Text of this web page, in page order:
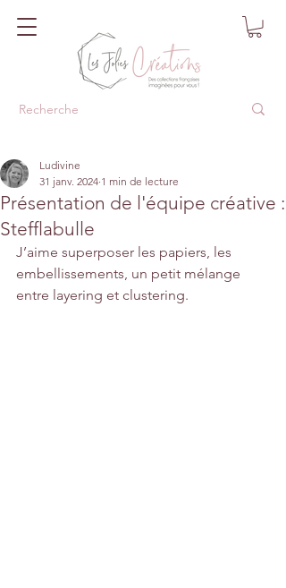
Présentation de l'équipe créative :
Stefflabulle
Ludivine
31 janv. 2024 1 min de lecture
J’aime superposer les papiers, les
embellissements, un petit mélange
entre layering et clustering.